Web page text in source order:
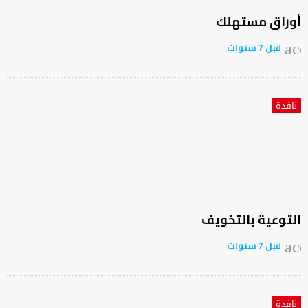
أوراق مستهلك
قبل 7 سنوات
نافذة
التوعية بالتخويف
قبل 7 سنوات
نافذة